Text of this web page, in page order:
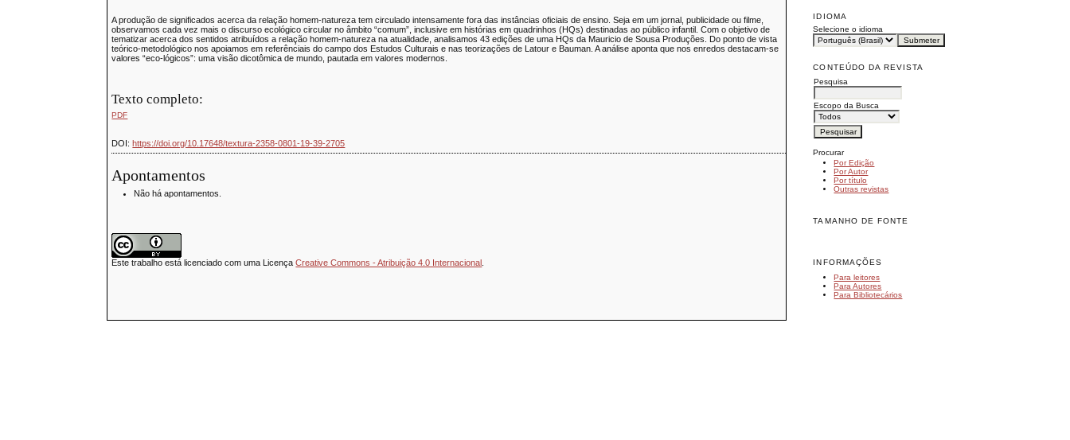
IDIOMA
Selecione o idioma
CONTEÚDO DA REVISTA
Pesquisa
Escopo da Busca
Procurar
Por Edição
Por Autor
Por título
Outras revistas
TAMANHO DE FONTE
INFORMAÇÕES
Para leitores
Para Autores
Para Bibliotecários
A produção de significados acerca da relação homem-natureza tem circulado intensamente fora das instâncias oficiais de ensino. Seja em um jornal, publicidade ou filme,
observamos cada vez mais o discurso ecológico circular no âmbito “comum”, inclusive em histórias em quadrinhos (HQs) destinadas ao público infantil. Com o objetivo de
tematizar acerca dos sentidos atribuídos a relação homem-natureza na atualidade, analisamos 43 edições de uma HQs da Mauricio de Sousa Produções. Do ponto de vista
teórico-metodológico nos apoiamos em referênciais do campo dos Estudos Culturais e nas teorizações de Latour e Bauman. A análise aponta que nos enredos destacam-se
valores “eco-lógicos”: uma visão dicotômica de mundo, pautada em valores modernos.
Texto completo:
PDF
DOI:https://doi.org/10.17648/textura-2358-0801-19-39-2705
Apontamentos
Não há apontamentos.
Este trabalho está licenciado com uma LicençaCreative Commons - Atribuição 4.0 Internacional